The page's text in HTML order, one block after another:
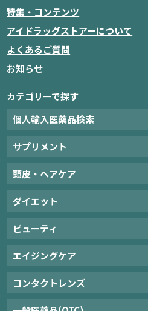
特集・コンテンツ
アイドラッグストアーについて
よくあるご質問
お知らせ
カテゴリーで探す
個人輸入医薬品検索
サプリメント
頭皮・ヘアケア
ダイエット
ビューティ
エイジングケア
コンタクトレンズ